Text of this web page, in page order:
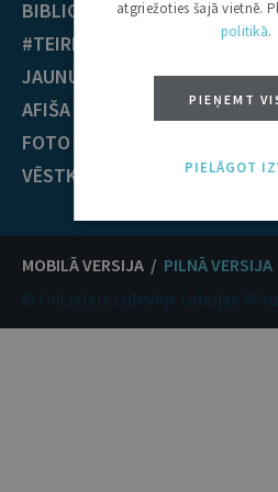
BIBLIOTĒKA
#TEIRDARBS
JAUNUMI
AFIŠA
FOTO / VIDEO
VĒSTKOPA
Krimināltiesības
TIESĪBU
EST nolēmumi
ECT nolēmumi
MOBILĀ VERSIJA / PILNĀ VERSIJA
© Oficiālais izdevējs Latvijas
atgriežoties šajā vietnē.
politikā.
PIEŅEMT
PIELĀGOT